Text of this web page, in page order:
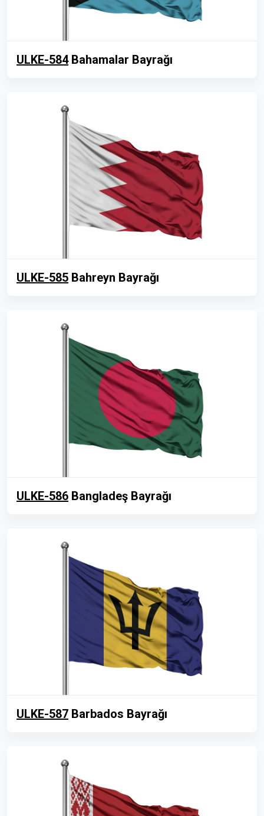
ULKE-584Bahamalar Bayrağı
ULKE-585 Bahreyn Bayrağı
ULKE-586 Bangladeş Bayrağı
ULKE-587 Barbados Bayrağı